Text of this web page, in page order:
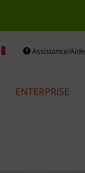
Assistance/Aide
ENTERPRISE